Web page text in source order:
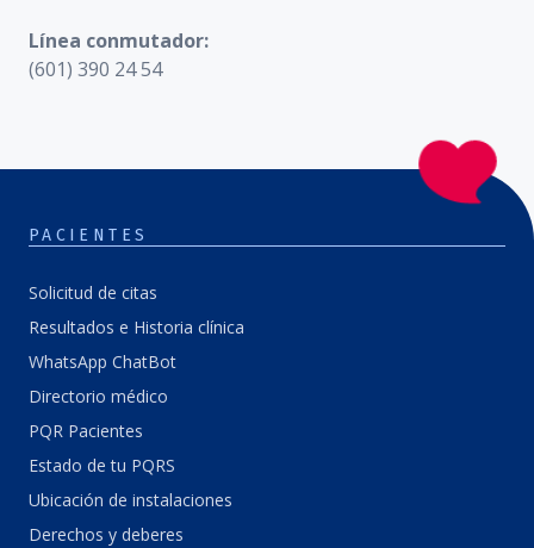
Línea conmutador:
(601) 390 24 54
PACIENTES
Solicitud de citas
Resultados e Historia clínica
WhatsApp ChatBot
Directorio médico
PQR Pacientes
Estado de tu PQRS
Ubicación de instalaciones
Derechos y deberes